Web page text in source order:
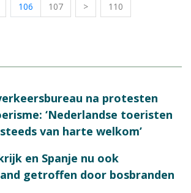
106 107 > 110
na protesten
‘Nederlandse toeristen
van harte welkom’
en Spanje nu ook
getroffen door bosbranden